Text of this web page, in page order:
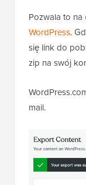
Pozwala to na
WordPress.
się link do
zip na swój
mail.